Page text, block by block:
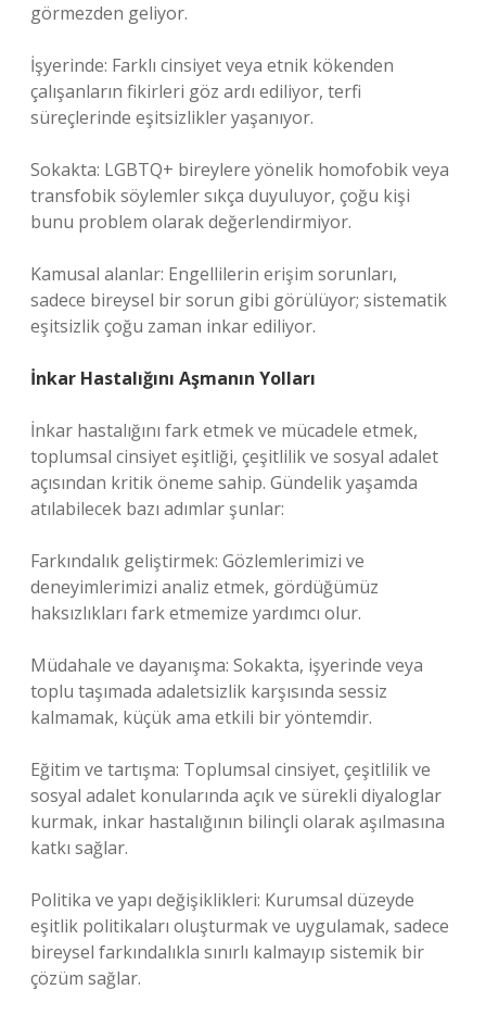
görmezden geliyor.
İşyerinde: Farklı cinsiyet veya etnik kökenden
çalışanların fikirleri göz ardı ediliyor, terfi
süreçlerinde eşitsizlikler yaşanıyor.
Sokakta: LGBTQ+ bireylere yönelik homofobik veya
transfobik söylemler sıkça duyuluyor, çoğu kişi
bunu problem olarak değerlendirmiyor.
Kamusal alanlar: Engellilerin erişim sorunları,
sadece bireysel bir sorun gibi görülüyor; sistematik
eşitsizlik çoğu zaman inkar ediliyor.
İnkar Hastalığını Aşmanın Yolları
İnkar hastalığını fark etmek ve mücadele etmek,
toplumsal cinsiyet eşitliği, çeşitlilik ve sosyal adalet
açısından kritik öneme sahip. Gündelik yaşamda
atılabilecek bazı adımlar şunlar:
Farkındalık geliştirmek: Gözlemlerimizi ve
deneyimlerimizi analiz etmek, gördüğümüz
haksızlıkları fark etmemize yardımcı olur.
Müdahale ve dayanışma: Sokakta, işyerinde veya
toplu taşımada adaletsizlik karşısında sessiz
kalmamak, küçük ama etkili bir yöntemdir.
Eğitim ve tartışma: Toplumsal cinsiyet, çeşitlilik ve
sosyal adalet konularında açık ve sürekli diyaloglar
kurmak, inkar hastalığının bilinçli olarak aşılmasına
katkı sağlar.
Politika ve yapı değişiklikleri: Kurumsal düzeyde
eşitlik politikaları oluşturmak ve uygulamak, sadece
bireysel farkındalıkla sınırlı kalmayıp sistemik bir
çözüm sağlar.